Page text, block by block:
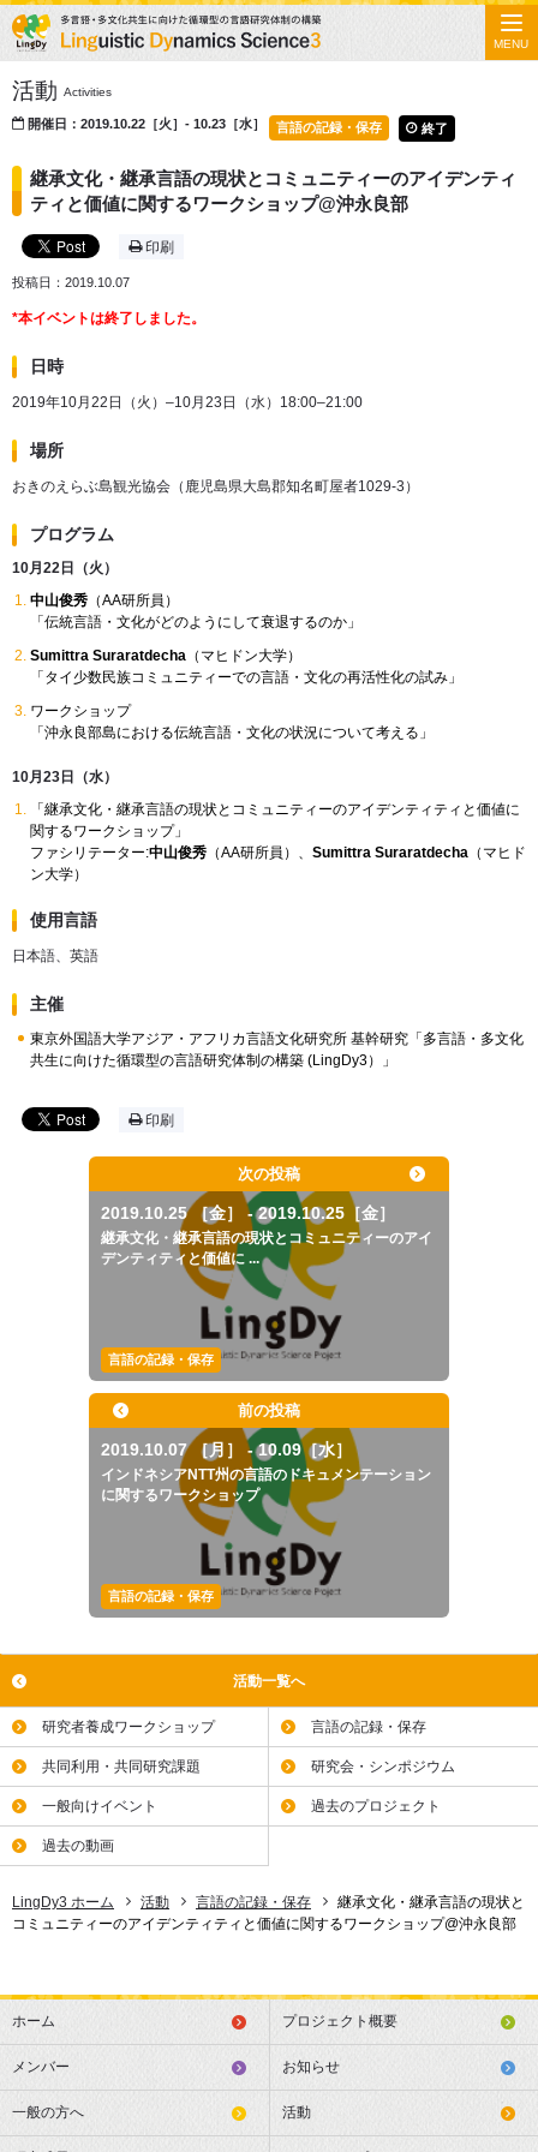
活動 Activities
開催日：2019.10.22［火］- 10.23［水］ 言語の記録・保存 終了
継承文化・継承言語の現状とコミュニティーのアイデンティ
ティと価値に関するワークショップ@沖永良部
印刷
投稿日：2019.10.07
*本イベントは終了しました。
日時
2019年10月22日（火）–10月23日（水）18:00–21:00
場所
おきのえらぶ島観光協会（鹿児島県大島郡知名町屋者1029-3）
プログラム
10月22日（火）
中山俊秀 （AA研所員）
「伝統言語・文化がどのようにして衰退するのか」
Sumittra Suraratdecha （マヒドン大学）
「タイ少数民族コミュニティーでの言語・文化の再活性化の試み」
ワークショップ
「沖永良部島における伝統言語・文化の状況について考える」
10月23日（水）
「継承文化・継承言語の現状とコミュニティーのアイデンティティと価値に
関するワークショップ」
ファシリテーター:中山俊秀 （AA研所員）、 Sumittra Suraratdecha （マヒド
ン大学）
使用言語
日本語、英語
主催
東京外国語大学アジア・アフリカ言語文化研究所 基幹研究「多言語・多文化
共生に向けた循環型の言語研究体制の構築 (LingDy3）」
印刷
次の投稿
2019.10.25 ［金］ - 2019.10.25［金］
継承文化・継承言語の現状とコミュニティーのアイ
デンティティと価値に ...
言語の記録・保存
前の投稿
2019.10.07 ［月］ - 10.09［水］
インドネシアNTT州の言語のドキュメンテーション
に関するワークショップ
言語の記録・保存
活動一覧へ
研究者養成ワークショップ 言語の記録・保存
共同利用・共同研究課題 研究会・シンポジウム
一般向けイベント 過去のプロジェクト
過去の動画
LingDy3 ホーム 活動 言語の記録・保存
継承文化・継承言語の現状と
コミュニティーのアイデンティティと価値に関するワークショップ@沖永良部
ホーム プロジェクト概要
メンバー お知らせ
一般の方へ 活動
MENU